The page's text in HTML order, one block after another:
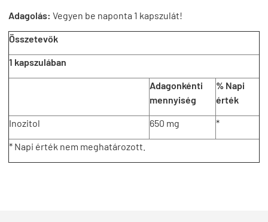
Adagolás: Vegyen be naponta 1 kapszulát!
Összetevők
1 kapszulában
Adagonkénti
mennyiség
% Napi
érték
Inozitol 650 mg *
* Napi érték nem meghatározott.